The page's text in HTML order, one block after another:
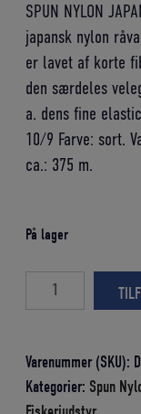
var:
SPUN NYLON
japansk nylon
er lavet af korte
den særdeles
a. dens fine
10/9 Farve: sort.
ca.: 375 m.
På lager
nylon
sort
Spoler
a
Varenummer (SKU):
Kategorier: Spun